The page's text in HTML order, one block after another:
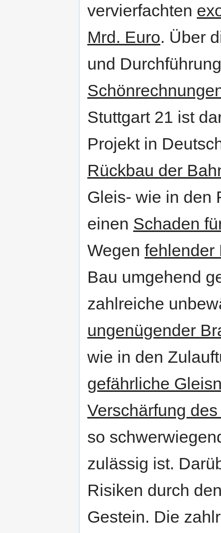
vervierfachten
Mrd. Euro. Über
und
Stuttgart 21 ist
Projekt in
Rückbau der
Gleis- wie in den
einen Schaden
Wegen fehlender
Bau umgehend
zahlreiche
ungenügender
wie in den
gefährliche
Verschärfung
so
zulässig ist.
Risiken durch
Gestein. Die